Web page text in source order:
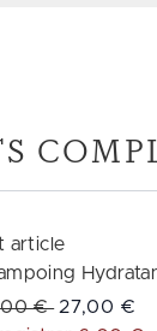
article
de vente :
€ Prix ​​actuel :
27,00 €